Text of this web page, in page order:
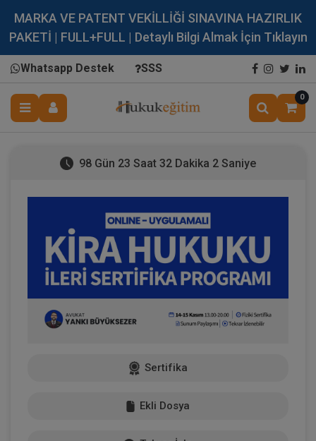
MARKA VE PATENT VEKİLLİĞİ SINAVINA HAZIRLIK
PAKETİ | FULL+FULL | Detaylı Bilgi Almak İçin Tıklayın
Whatsapp Destek SSS
0
98 Gün 23 Saat 32 Dakika 1 Saniye
Sertifika
Ekli Dosya